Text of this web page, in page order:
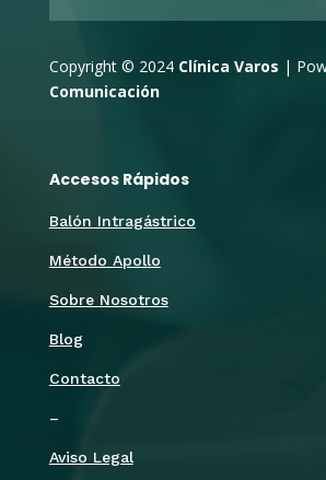
Copyright © 2024 Clínica Varos |
Comunicación
Accesos Rápidos
Balón Intragástrico
Método Apollo
Sobre Nosotros
Blog
Contacto
–
Aviso Legal